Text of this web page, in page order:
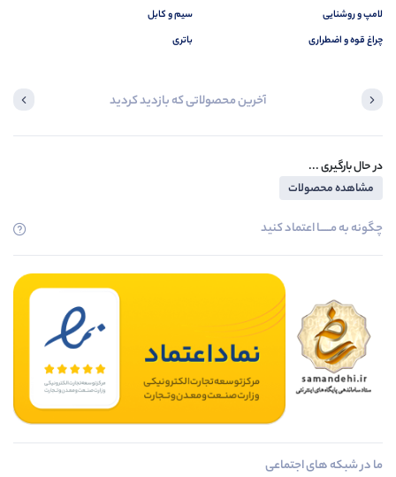
لامپ و روشنایی
چراغ قوه و اضطراری
سیم و کابل
باتری
آخرین محصولاتی که بازدید کردید
در حال بارگیری ...
مشاهده محصولات
چگونه به مــــــا اعتماد کنید
ما در شبکه های اجتماعی